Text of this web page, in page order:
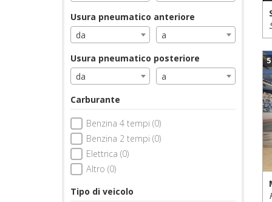
Usura pneumatico anteriore
da
a
Usura pneumatico posteriore
da
a
Carburante
Benzina 4 tempi (0)
Benzina 2 tempi (0)
Elettrica (0)
Altro (0)
Tipo di veicolo